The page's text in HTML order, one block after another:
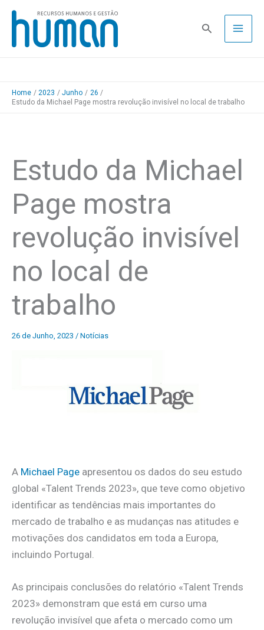
Skip
content
Pesquisa
Home 2023 Junho
26
Estudo da Michael Page mostra revolução invisível no local de trabalho
Estudo da Michael
Page mostra
revolução invisível
no local de
trabalho
26 de Junho, 2023 / Notícias
A Michael Page apresentou os dados do seu estudo
global «Talent Trends 2023», que teve como objetivo
identificar as tendências mais importantes do
mercado de trabalho e as mudanças nas atitudes e
motivações dos candidatos em toda a Europa,
incluindo Portugal.
As principais conclusões do relatório «Talent Trends
2023» demonstram que está em curso uma
revolução invisível que afeta o mercado como um